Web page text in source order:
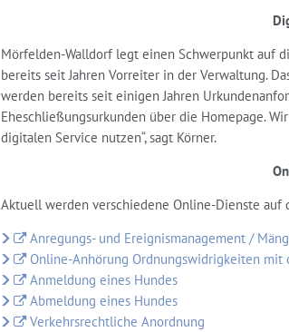
Mörfelden-Walldorf legt einen Schwerpunkt auf
bereits seit Jahren Vorreiter in der Verwaltung.
werden bereits seit einigen Jahren
Eheschließungsurkunden über die Homepage.
digitalen Service nutzen“, sagt Körner.
Aktuell werden verschiedene Online-Dienste auf
Anregungs- und Ereignismanagement /
Online-Anhörung Ordnungswidrigkeiten mit
Anmeldung eines Hundes
Abmeldung eines Hundes
Verkehrsrechtliche Anordnung